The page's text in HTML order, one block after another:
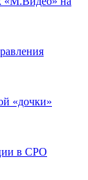
«дочки»
в СРО